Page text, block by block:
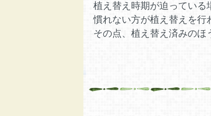
植え替え時期が迫っている
慣れない方が植え替えを行
その点、植え替え済みのほ